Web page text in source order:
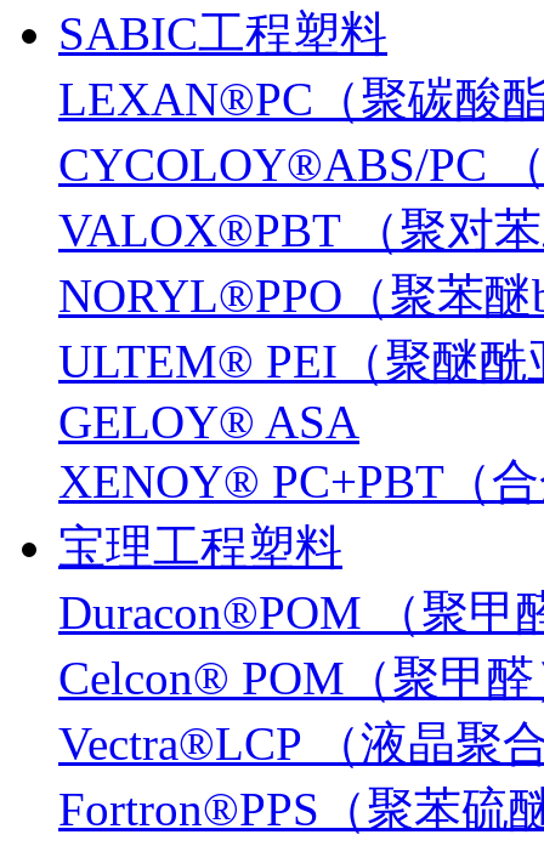
SABIC工程塑料
LEXAN®PC（聚碳酸
CYCOLOY®ABS/PC
VALOX®PBT （聚对
NORYL®PPO（聚苯醚
ULTEM® PEI（聚醚酰
GELOY® ASA
XENOY® PC+PBT（
宝理工程塑料
Duracon®POM （聚甲
Celcon® POM（聚甲
Vectra®LCP （液晶聚
Fortron®PPS（聚苯硫